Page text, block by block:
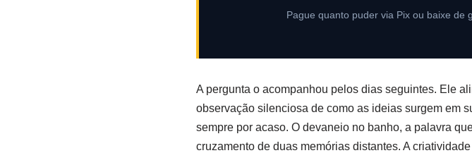
Pague quanto puder via Pix ou baixe de
A pergunta o acompanhou pelos dias seguintes. Ele
observação silenciosa de como as ideias surgem em
sempre por acaso. O devaneio no banho, a palavra
cruzamento de duas memórias distantes. A